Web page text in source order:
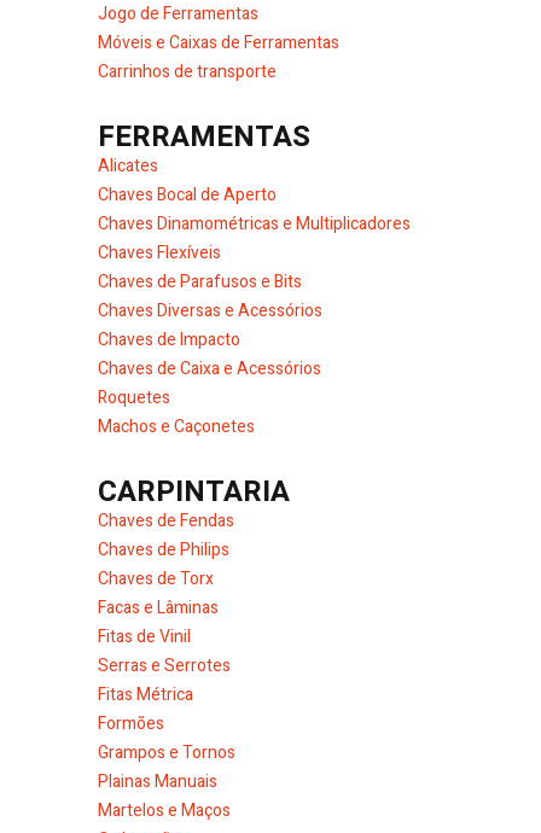
Jogo de Ferramentas
Móveis e Caixas de Ferramentas
Carrinhos de transporte
FERRAMENTAS
Alicates
Chaves Bocal de Aperto
Chaves Dinamométricas e Multiplicadores
Chaves Flexíveis
Chaves de Parafusos e Bits
Chaves Diversas e Acessórios
Chaves de Impacto
Chaves de Caixa e Acessórios
Roquetes
Machos e Caçonetes
CARPINTARIA
Chaves de Fendas
Chaves de Philips
Chaves de Torx
Facas e Lâminas
Fitas de Vinil
Serras e Serrotes
Fitas Métrica
Formões
Grampos e Tornos
Plainas Manuais
Martelos e Maços